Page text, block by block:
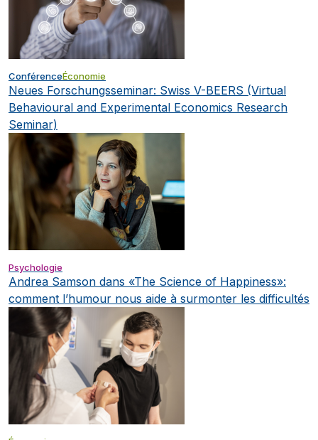
ConférenceÉconomie
Neues Forschungsseminar: Swiss V-BEERS (Virtual
Behavioural and Experimental Economics Research
Seminar)
Psychologie
Andrea Samson dans «The Science of Happiness»:
comment l’humour nous aide à surmonter les difficultés